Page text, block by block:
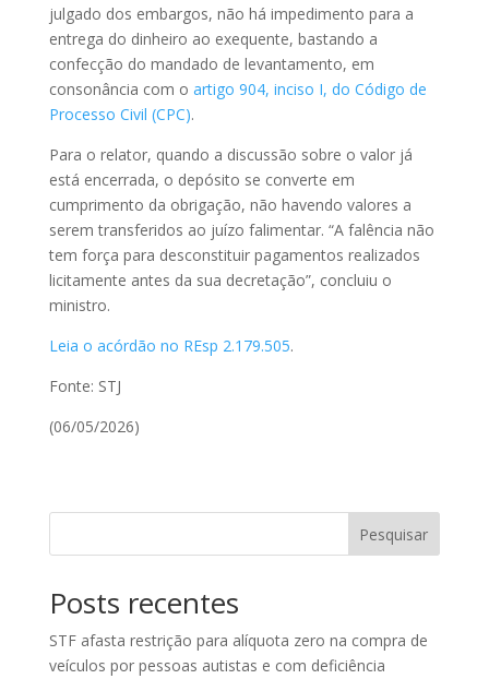
julgado dos embargos, não há impedimento para a
entrega do dinheiro ao exequente, bastando a
confecção do mandado de levantamento, em
consonância com o artigo 904, inciso I, do Código de
Processo Civil (CPC).
Para o relator, quando a discussão sobre o valor já
está encerrada, o depósito se converte em
cumprimento da obrigação, não havendo valores a
serem transferidos ao juízo falimentar. “A falência não
tem força para desconstituir pagamentos realizados
licitamente antes da sua decretação”, concluiu o
ministro.
Leia o acórdão no REsp 2.179.505.
Fonte: STJ
(06/05/2026)
Pesquisar
Posts recentes
STF afasta restrição para alíquota zero na compra de
veículos por pessoas autistas e com deficiência